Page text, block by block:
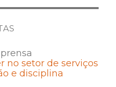
no setor de serviços
e disciplina